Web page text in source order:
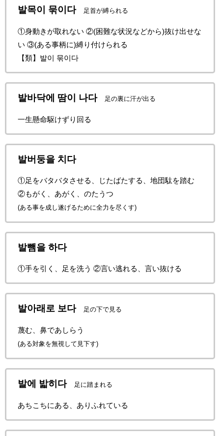
발목이 묶이다 足首が縛られる
①身動きが取れない ②(困難な状況などから)抜け出せな
い ③(ある事柄に)縛り付けられる
【類】발이 묶이다
발바닥에 땀이 나다 足の裏に汗が出る
一生懸命駆けずり回る
발버둥을 치다
①足をバタバタさせる、じたばたする、地団駄を踏む
②もがく、あがく、のたうつ
(ある事を成し遂げるために全力を尽くす)
발뺌을 하다
①手を引く、足を洗う ②言い逃れる、言い抜ける
발아래로 보다 足の下で見る
蔑む、鼻であしらう
(ある対象を無視して見下す)
발에 밟히다 足に踏まれる
あちこちにある、ありふれている